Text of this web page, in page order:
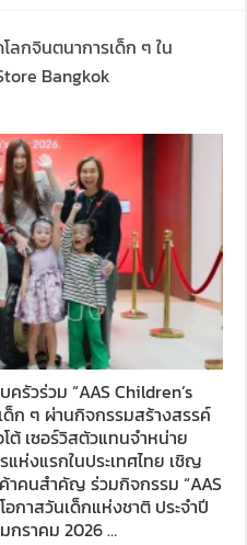
ลกจินตนาการเด็ก ๆ ใน
Bangkok
ครัวร่วม “AAS Children’s
ด็ก ๆ ผ่านกิจกรรมสร้างสรรค์
โต้ เซอร์วิสตัวแทนจำหน่าย
ห่งแรกในประเทศไทย เชิญ
าคนสำคัญ ร่วมกิจกรรม “AAS
อกาสวันเด็กแห่งชาติ ประจำปี
กราคม 2026 …